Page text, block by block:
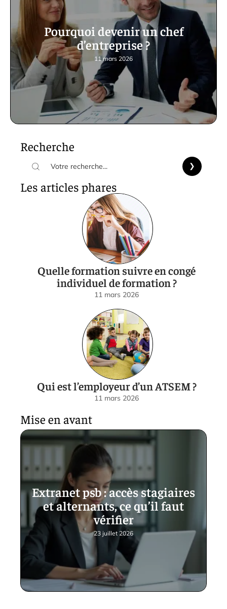
Pourquoi devenir un chef
d’entreprise ?
11 mars 2026
Recherche
Les articles phares
Quelle formation suivre en congé
individuel de formation ?
11 mars 2026
Qui est l’employeur d’un ATSEM ?
11 mars 2026
Mise en avant
Extranet psb : accès stagiaires
et alternants, ce qu’il faut
vérifier
23 juillet 2026